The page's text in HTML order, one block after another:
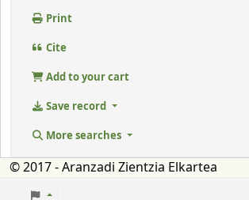
Print
Cite
Add to your cart
Save record
More searches
© 2017 - Aranzadi Zientzia Elkartea